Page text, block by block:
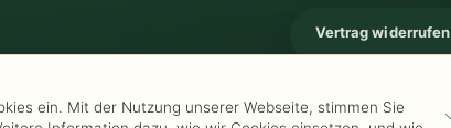
ein. Mit der Nutzung unserer Webseite, stimmen Sie
Vertrag widerrufen